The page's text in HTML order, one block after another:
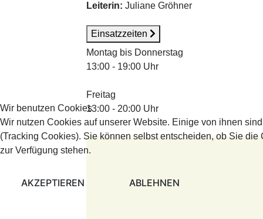
Leiterin: Juliane Gröhner
Einsatzzeiten
Montag bis Donnerstag
13:00 - 19:00 Uhr
Freitag
13:00 - 20:00 Uhr
Wir benutzen Cookies
Wir nutzen Cookies auf unserer Website. Einige von ihnen
(Tracking Cookies). Sie können selbst entscheiden, ob Sie
zur Verfügung stehen.
AKZEPTIEREN ABLEHNEN